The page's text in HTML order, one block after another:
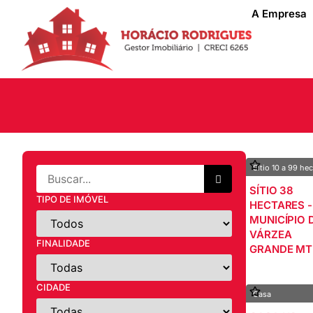
A Empresa
TIPO DE IMÓVEL
FINALIDADE
CIDADE
Sítio 10 a 99
SÍTIO 38
HECTARES -
MUNICÍPIO
VÁRZEA
GRANDE MT
Casa